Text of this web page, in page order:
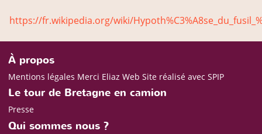
https://fr.wikipedia.org/wiki/
À propos
Mentions légales Merci Eliaz Web Site réalisé avec SPIP
Le tour de Bretagne en camion
Presse
Qui sommes nous ?